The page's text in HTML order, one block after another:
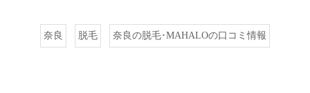
奈良 脱毛 奈良の脱毛･MAHALOの口コミ情報